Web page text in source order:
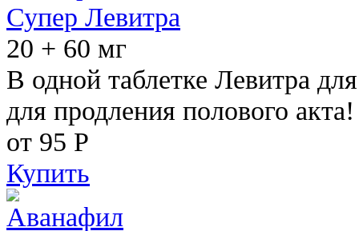
Супер Левитра
20 + 60 мг
В одной таблетке Левитра
для продления полового акта!
от 95 Р
Купить